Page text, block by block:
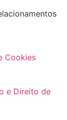
Cookies
e Direito de